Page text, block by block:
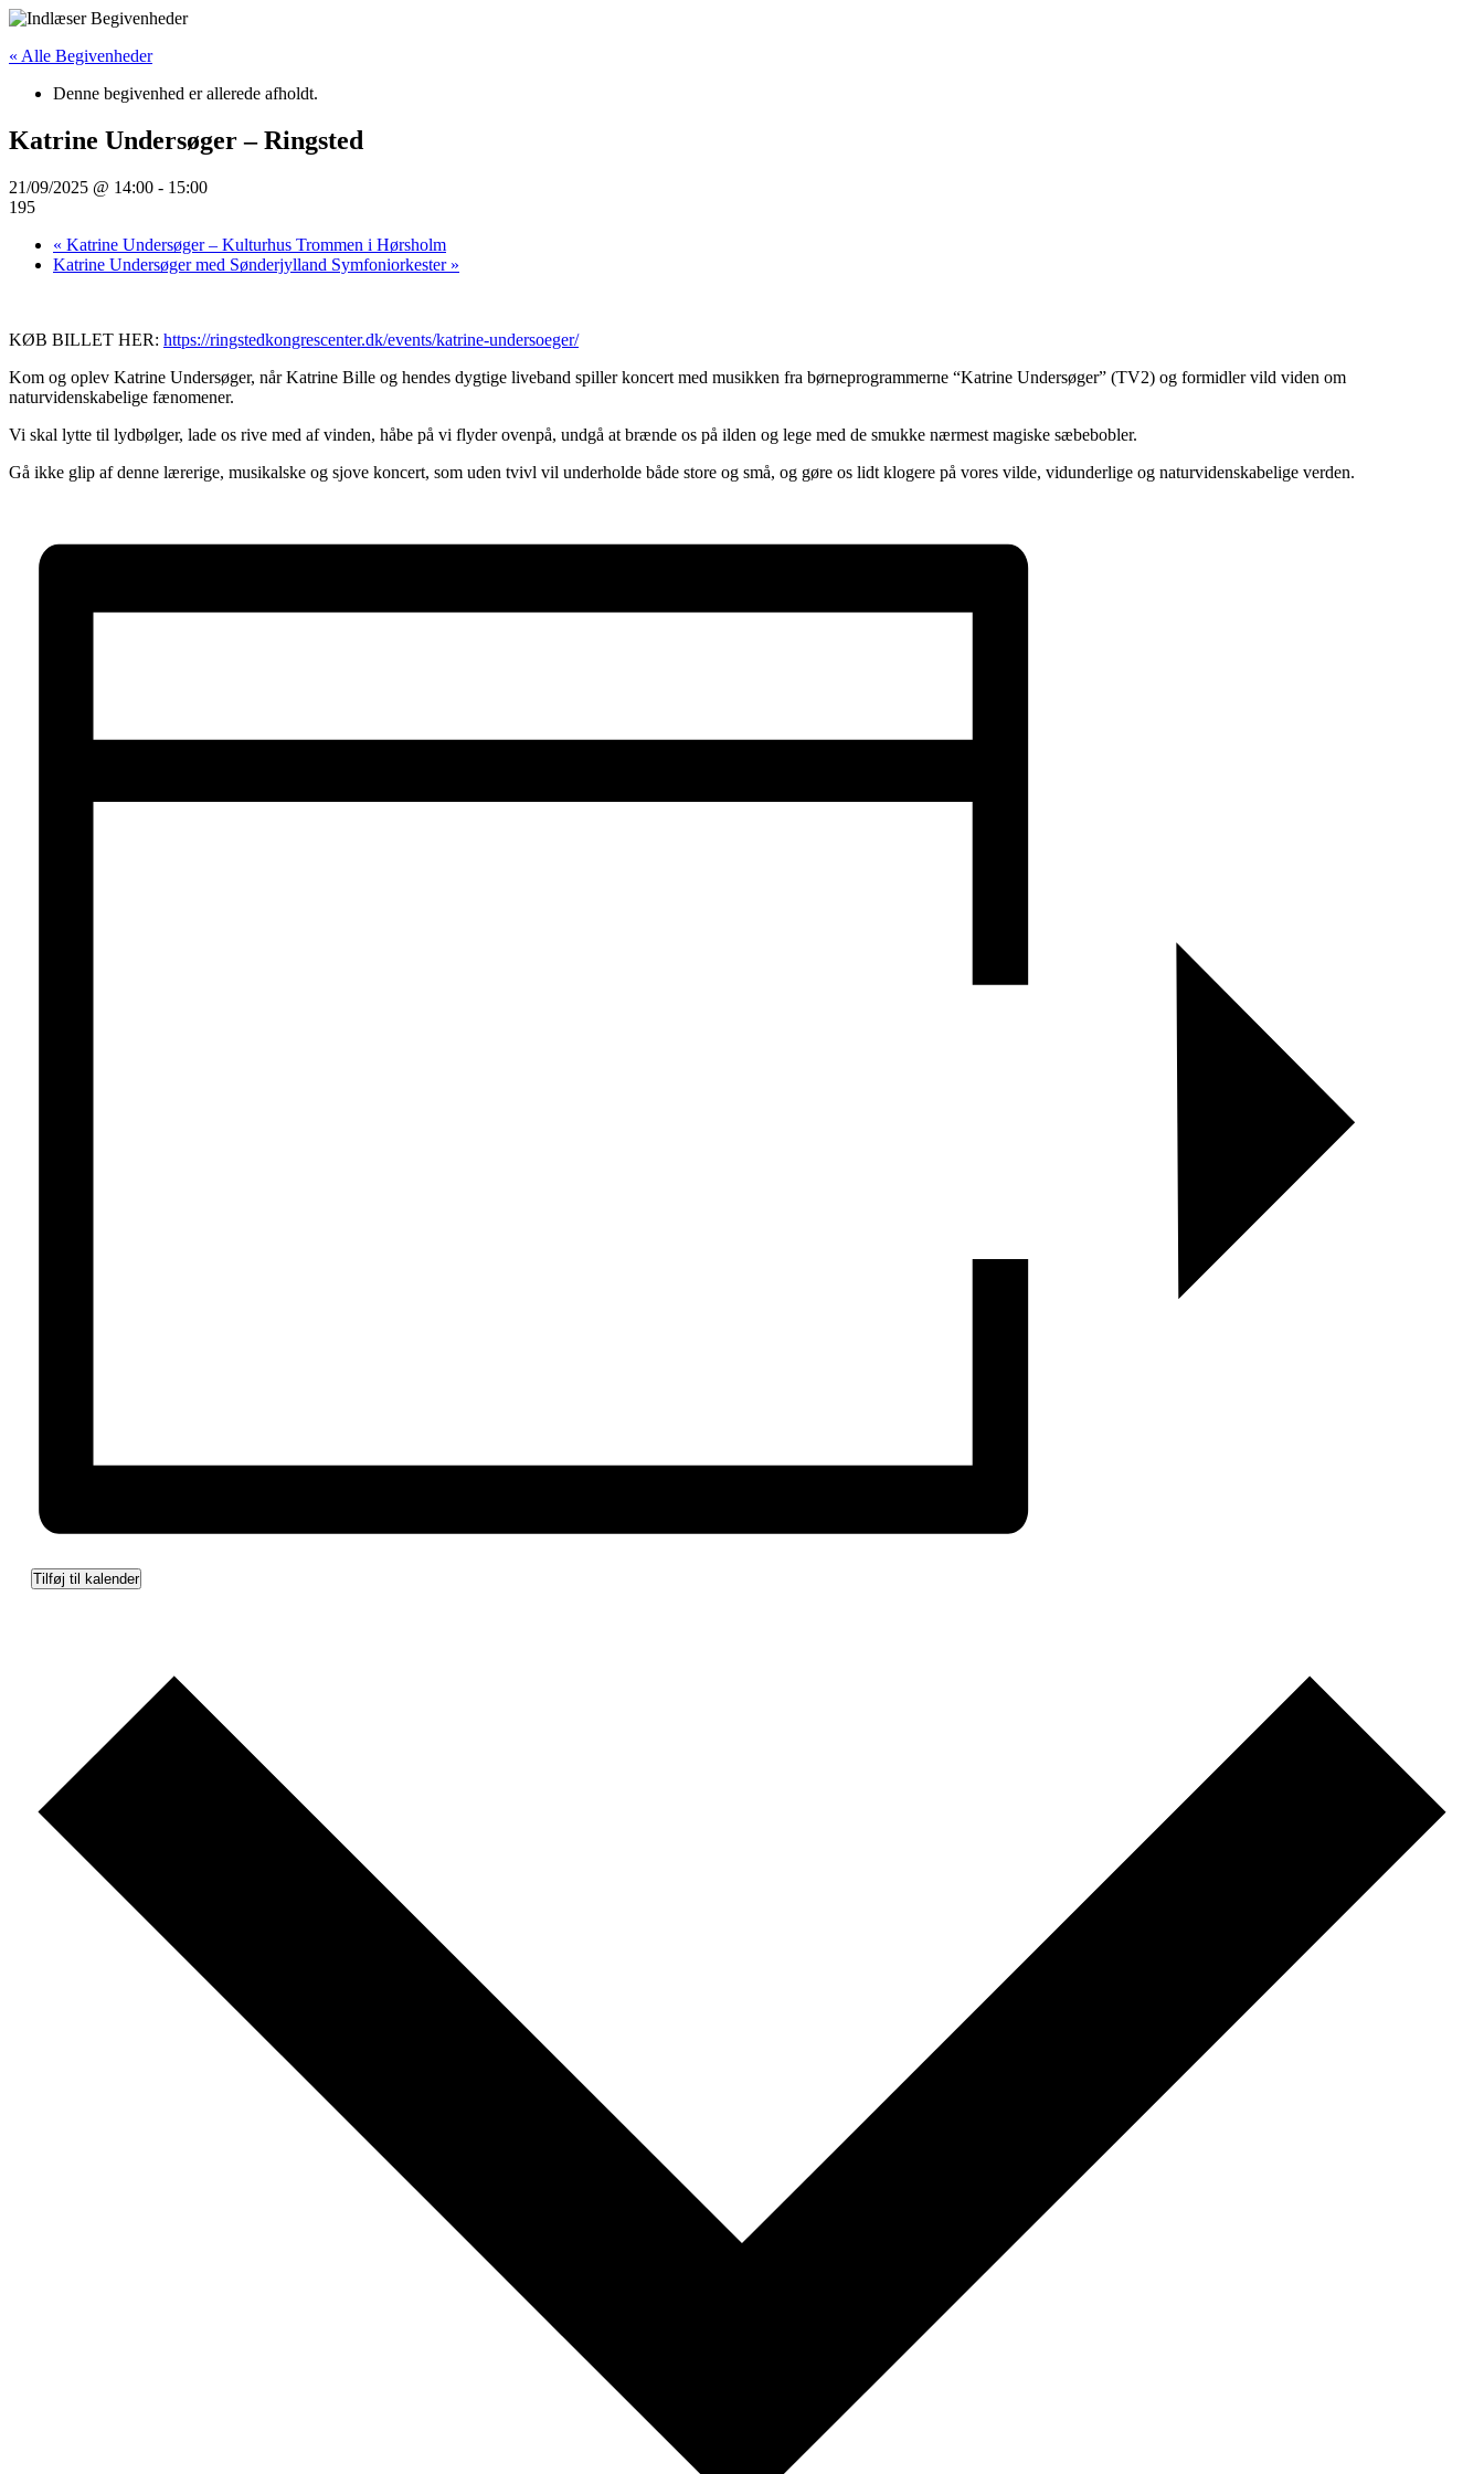
Videre
indhold
« Alle Begivenheder
Denne begivenhed er allerede afholdt.
Katrine Undersøger – Ringsted
21/09/2025 @ 14:00 - 15:00
195
« Katrine Undersøger – Kulturhus Trommen i Hørsholm
Katrine Undersøger med Sønderjylland Symfoniorkester »
KØB BILLET HER: https://ringstedkongrescenter.dk/events/katrine-undersoeger/
Kom og oplev Katrine Undersøger, når Katrine Bille og hendes dygtige liveband spiller koncert med musikken fra børneprogrammerne “Katrine Undersøger” (TV2) og formidler vild viden om
naturvidenskabelige fænomener.
Vi skal lytte til lydbølger, lade os rive med af vinden, håbe på vi flyder ovenpå, undgå at brænde os på ilden og lege med de smukke nærmest magiske sæbebobler.
Gå ikke glip af denne lærerige, musikalske og sjove koncert, som uden tvivl vil underholde både store og små, og gøre os lidt klogere på vores vilde, vidunderlige og naturvidenskabelige verden.
Tilføj til kalender